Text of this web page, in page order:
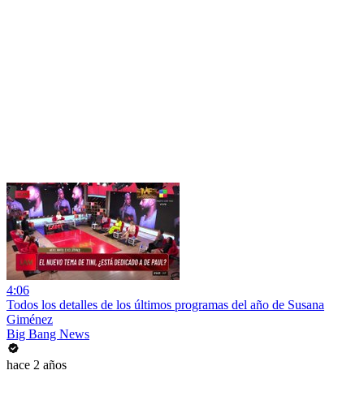
4:06
Todos los detalles de los últimos programas del año de Susana
Giménez
Big Bang News
hace 2 años